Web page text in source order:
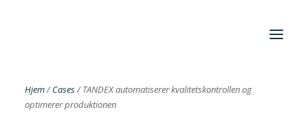
Foreningen
Hjem/Cases/TANDEX automatiserer kvalitetskontrollen og
optimerer produktionen